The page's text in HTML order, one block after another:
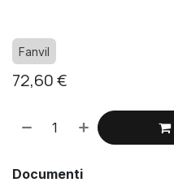
Fanvil
72,60€
Documenti